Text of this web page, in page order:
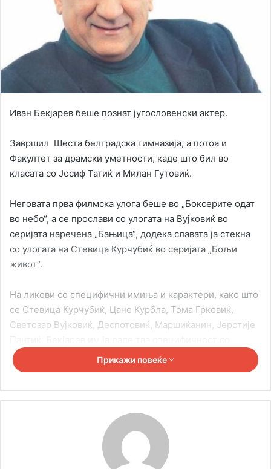
Иван Бекјарев беше познат југословенски актер.
Завршил Шеста белградска гимназија, а потоа и
Факултет за драмски уметности, каде што бил во
класата со Јосиф Татиќ и Милан Гутовиќ.
Неговата прва филмска улога беше во „Боксерите одат
во небо“, а се прослави со улогата на Вујковиќ во
серијата наречена „Бањица“, додека славата ја стекна
со улогата на Стевица Курчубиќ во серијата „Бољи
живот“.
На ликови со специфични имиња и карактери, како што
се Стевица Курчубиќ, Цане Курбла, Тома Грковиќ,
Светозар Вујковиќ, Деспотовиќ, Маршиќанин, Јеротије
својата особеност.
60 во Југословенскиот драмски театар. Како гостин
играше главни улоги во други белградски театри, како и
во повеќе театри во Србија.
Снимил над 50 филмови во поранешна СФРЈ, Србија,
Прикажи повеќе